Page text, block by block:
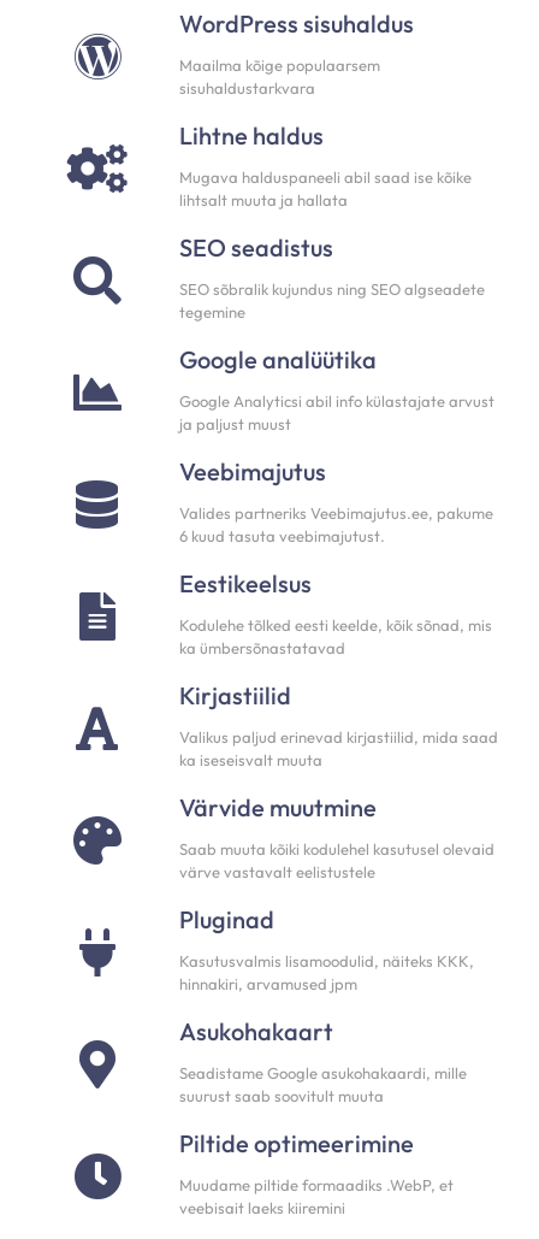
WordPress sisuhaldus
Maailma kõige populaarsem
sisuhaldustarkvara
Lihtne haldus
Mugava halduspaneeli abil saad ise kõike
lihtsalt muuta ja hallata
SEO seadistus
SEO sõbralik kujundus ning SEO algseadete
tegemine
Google analüütika
Google Analyticsi abil info külastajate arvust
ja paljust muust
Veebimajutus
Valides partneriks Veebimajutus.ee, pakume
6 kuud tasuta veebimajutust.
Eestikeelsus
Kodulehe tõlked eesti keelde, kõik sõnad, mis
ka ümbersõnastatavad
Kirjastiilid
Valikus paljud erinevad kirjastiilid, mida saad
ka iseseisvalt muuta
Värvide muutmine
Saab muuta kõiki kodulehel kasutusel olevaid
värve vastavalt eelistustele
Pluginad
Kasutusvalmis lisamoodulid, näiteks KKK,
hinnakiri, arvamused jpm
Asukohakaart
Seadistame Google asukohakaardi, mille
suurust saab soovitult muuta
Piltide optimeerimine
Muudame piltide formaadiks .WebP, et
veebisait laeks kiiremini